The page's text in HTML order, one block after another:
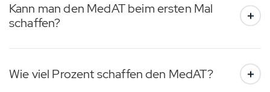
Kann man den MedAT beim ersten Mal
schaffen?
Wie viel Prozent schaffen den MedAT?